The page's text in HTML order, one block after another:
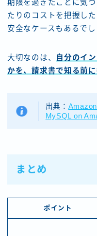
期限を過ぎたことに気
たりのコストを把握し
安全なケースもあるでし
大切なのは、
自分のイ
かを、請求書で知る前
出典：
MySQL on
まとめ
ポイント